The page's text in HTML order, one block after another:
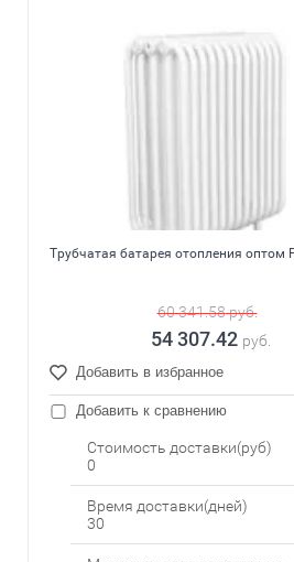
Трубчатая батарея отопления оптом
60 341.58руб.
54 307.42 руб.
Добавить в избранное
Добавить к сравнению
Стоимость доставки(руб)
0
Время доставки(дней)
30